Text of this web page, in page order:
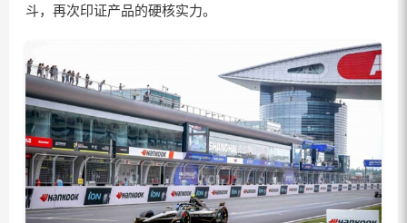
斗，再次印证产品的硬核实力。